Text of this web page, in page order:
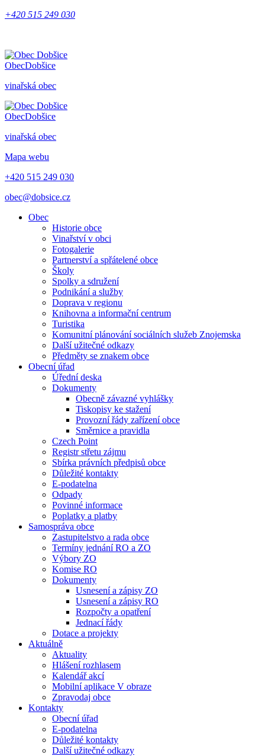
+420 515 249 030
ObecDobšice
vinařská obec
ObecDobšice
vinařská obec
Mapa webu
+420 515 249 030
obec@dobsice.cz
Obec
Historie obce
Vinařství v obci
Fotogalerie
Partnerství a spřátelené obce
Školy
Spolky a sdružení
Podnikání a služby
Doprava v regionu
Knihovna a informační centrum
Turistika
Komunitní plánování sociálních služeb Znojemska
Další užitečné odkazy
Předměty se znakem obce
Obecní úřad
Úřední deska
Dokumenty
Obecně závazné vyhlášky
Tiskopisy ke stažení
Provozní řády zařízení obce
Směrnice a pravidla
Czech Point
Registr střetu zájmu
Sbírka právních předpisů obce
Důležité kontakty
E-podatelna
Odpady
Povinné informace
Poplatky a platby
Samospráva obce
Zastupitelstvo a rada obce
Termíny jednání RO a ZO
Výbory ZO
Komise RO
Dokumenty
Usnesení a zápisy ZO
Usnesení a zápisy RO
Rozpočty a opatření
Jednací řády
Dotace a projekty
Aktuálně
Aktuality
Hlášení rozhlasem
Kalendář akcí
Mobilní aplikace V obraze
Zpravodaj obce
Kontakty
Obecní úřad
E-podatelna
Důležité kontakty
Další užitečné odkazy